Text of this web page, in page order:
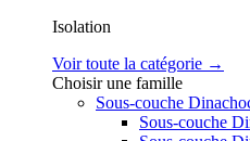
Isolation
Voir toute la catégorie →
Choisir une famille
Sous-couche
Sous-couche